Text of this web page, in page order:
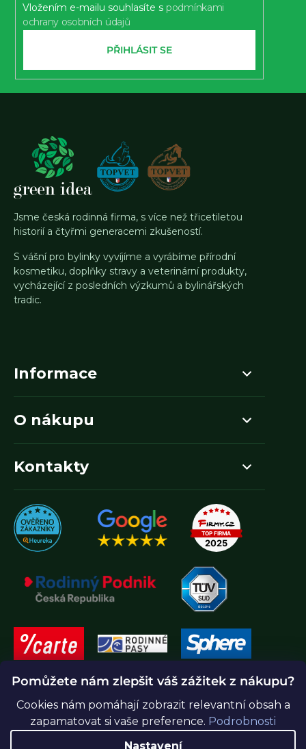
Pomůžete nám zlepšit váš zážitek z nákupu?
Cookies nám pomáhají zobrazit relevantní obsah a
zapamatovat si vaše preference. Podrobnosti
Nastavení
Vložením e-mailu souhlasíte s podmínkami
ochrany osobních údajů
PŘIHLÁSIT SE
Jsme česká rodinná firma, s více než třicetiletou
historií a čtyřmi generacemi zkušeností.
S vášní pro bylinky vyvíjíme a vyrábíme přírodní
kosmetiku, doplňky stravy a veterinární produkty,
vycházející z posledních výzkumů a bylinářských
tradic.
Informace
O nákupu
Kontakty